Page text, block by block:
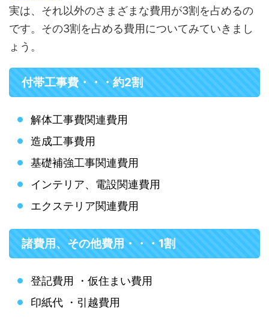
実は、それ以外のさまざまな費用が3割を占めるの
です。その3割を占める費用についてみていきまし
ょう。
付帯工事費・・・約2割
解体工事費関連費用
造成工事費用
基礎補強工事関連費用
インテリア、電設関連費用
エクステリア関連費用
諸費用、その他費用・・・1割
登記費用 ・仮住まい費用
印紙代 ・引越費用